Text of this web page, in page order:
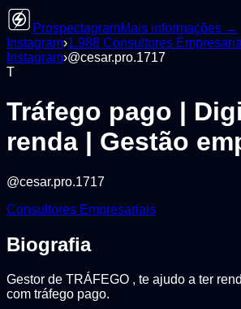
ProspectagramMais informações →
Instagram›1.988 Consultores
Instagram›@cesar.pro.1717
T
Tráfego pago |
renda | Gestão
@cesar.pro.1717
Consultores Empresariais
Biografia
Gestor de TRÁFEGO , te ajudo a ter
com tráfego pago.